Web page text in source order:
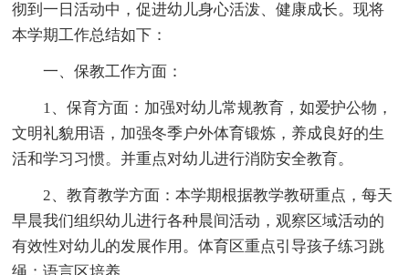
彻到一日活动中，促进幼儿身心活泼、健康成长。现将
本学期工作总结如下：
一、保教工作方面：
1、保育方面：加强对幼儿常规教育，如爱护公物，
文明礼貌用语，加强冬季户外体育锻炼，养成良好的生
活和学习习惯。并重点对幼儿进行消防安全教育。
2、教育教学方面：本学期根据教学教研重点，每天
早晨我们组织幼儿进行各种晨间活动，观察区域活动的
有效性对幼儿的发展作用。体育区重点引导孩子练习跳